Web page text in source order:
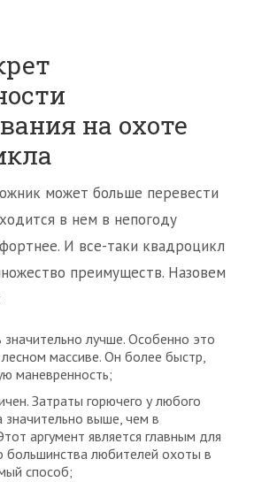
на охоте
может больше перевести
в нем в непогоду
И все-таки квадроцикл
преимуществ. Назовем
лучше. Особенно это
лесном массиве. Он более быстр,
маневренность;
Затраты горючего у любого
выше, чем в
аргумент является главным для
большинства любителей охоты в
способ;